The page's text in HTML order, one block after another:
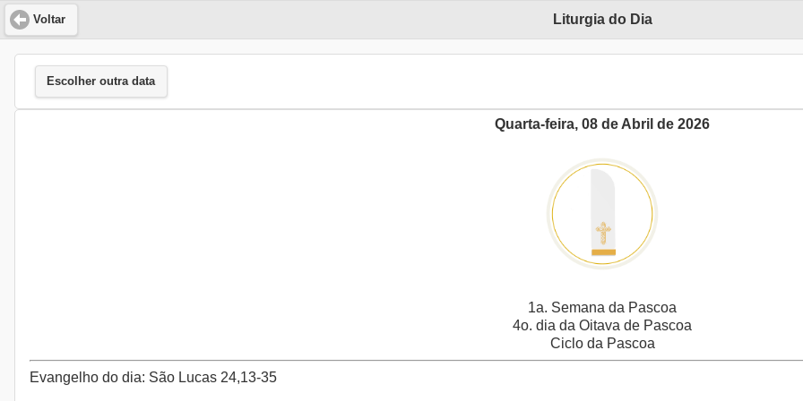
Liturgia do Dia
Voltar
Escolher outra data
Quarta-feira, 08 de Abril de 2026
1a. Semana da Pascoa
4o. dia da Oitava de Pascoa
Ciclo da Pascoa
Evangelho do dia: São Lucas 24,13-35